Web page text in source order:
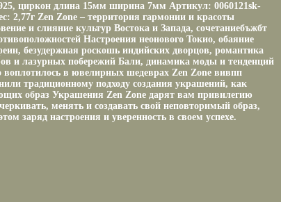
циркон длина 15мм ширина 7мм Артикул: 0060121sk-
2,77г Zen Zone – территория гармонии и красоты
и слияние культур Востока и Запада, сочетаниебъжбт
Настроения неонового Токио, обаяние
безудержная роскошь индийских дворцов, романтика
и лазурных побережий Бали, динамика моды и тенденций
воплотилось в ювелирных шедеврах Zen Zone вивпп
традиционному подходу создания украшений, как
образ Украшения Zen Zone дарят вам привилегию
менять и создавать свой неповторимый образ,
заряд настроения и уверенность в своем успехе.